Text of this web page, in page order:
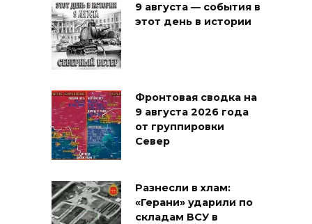
9 августа — события в
этот день в истории
Фронтовая сводка на
9 августа 2026 года
от группировки
Север
Разнесли в хлам:
«Герани» ударили по
складам ВСУ в